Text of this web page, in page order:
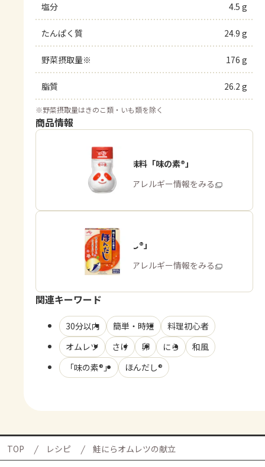
塩分 4.5 g
たんぱく質 24.9 g
野菜摂取量※ 176 g
脂質 26.2 g
※野菜摂取量はきのこ類・いも類を除く
商品情報
うま味調味料「味の素®」
商品・アレルギー情報をみる
「ほんだし®」
商品・アレルギー情報をみる
関連キーワード
30分以内 簡単・時短
料理初心者
オムレツ
さけ 卵 にら
和風
「味の素®」
ほんだし®
TOP レシピ 鮭にらオムレツの献立